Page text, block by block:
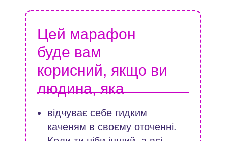
відчуває себе гидким
каченям в своєму оточенні.
Цей марафон
буде вам
корисний, якщо ви
людина, яка